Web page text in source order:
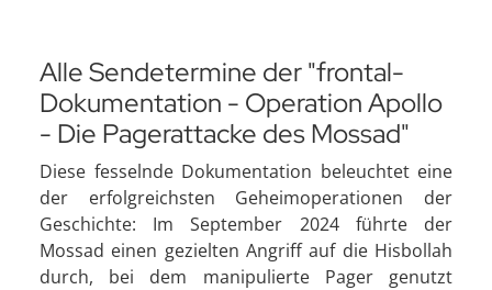
Alle Sendetermine der "frontal-
Dokumentation - Operation Apollo
- Die Pagerattacke des Mossad"
Diese fesselnde Dokumentation beleuchtet eine
der erfolgreichsten Geheimoperationen der
Geschichte: Im September 2024 führte der
Mossad einen gezielten Angriff auf die Hisbollah
durch, bei dem manipulierte Pager genutzt